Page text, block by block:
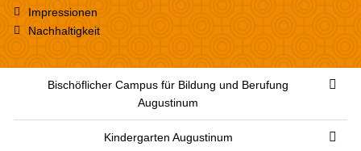
Impressionen
Nachhaltigkeit
Bischöflicher Campus für Bildung und Berufung
Augustinum
Kindergarten Augustinum